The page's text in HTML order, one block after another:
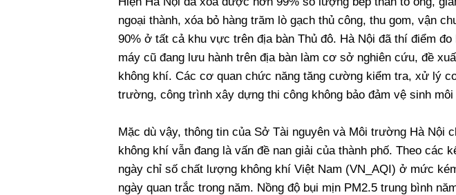
ngoại thành, xóa bỏ hàng trăm lò gạch thủ công, thu gom, vận
90% ở tất cả khu vực trên địa bàn Thủ đô. Hà Nội đã thí điểm
máy cũ đang lưu hành trên địa bàn làm cơ sở nghiên cứu, đề
không khí. Các cơ quan chức năng tăng cường kiểm tra, xử lý
trường, công trình xây dựng thi công không bảo đảm vệ sinh
Mặc dù vậy, thông tin của Sở Tài nguyên và Môi trường Hà Nội
không khí vẫn đang là vấn đề nan giải của thành phố. Theo các
ngày chỉ số chất lượng không khí Việt Nam (VN_AQI) ở mức
ngày quan trắc trong năm. Nồng độ bụi mịn PM2.5 trung bình